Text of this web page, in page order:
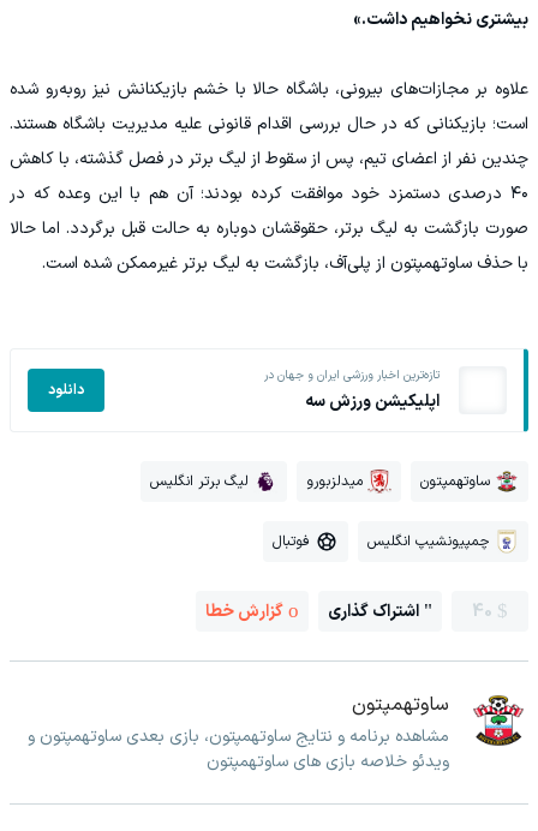
بیشتری نخواهیم داشت.»
علاوه بر مجازات‌های بیرونی، باشگاه حالا با خشم بازیکنانش نیز روبه‌رو شده
است؛ بازیکنانی که در حال بررسی اقدام قانونی علیه مدیریت باشگاه هستند.
چندین نفر از اعضای تیم، پس از سقوط از لیگ برتر در فصل گذشته، با کاهش
۴۰ درصدی دستمزد خود موافقت کرده بودند؛ آن هم با این وعده که در
صورت بازگشت به لیگ برتر، حقوقشان دوباره به حالت قبل برگردد. اما حالا
با حذف ساوتهمپتون از پلی‌آف، بازگشت به لیگ برتر غیرممکن شده است.
تازه‌ترین اخبار ورزشی ایران و جهان در
اپلیکیشن ورزش سه دانلود
ساوتهمپتون میدلزبورو لیگ برتر انگلیس
چمپیونشیپ انگلیس فوتبال
40 اشتراک گذاری گزارش خطا
ساوتهمپتون
مشاهده برنامه و نتایج ساوتهمپتون، بازی بعدی ساوتهمپتون و
ویدئو خلاصه بازی های ساوتهمپتون